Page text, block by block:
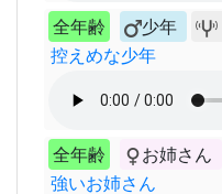
全年齢 少年
控えめな少年
全年齢 お姉さん
強いお姉さん